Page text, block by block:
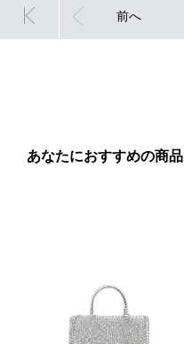
前へ
あなたにおすすめの商品